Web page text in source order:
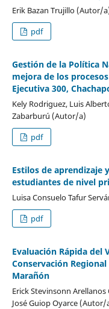
Erik Bazan Trujillo (Autor/
pdf
Gestión de la Política
mejora de los
Ejecutiva 300,
Kely Rodriguez, Luis
Zabarburú (Autor/a)
pdf
Estilos de aprendizaje
estudiantes de nivel
Luisa Consuelo Tafur
pdf
Evaluación Rápida del
Conservación
Marañón
Erick Stevinsonn
José Guiop Oyarce (Autor/